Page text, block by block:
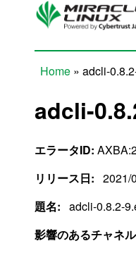
Skip to main content
Home » adcli-
adcli-
エラータID:
リリース日: 2021/
題名: adcli-0.8.2-
影響のあるチャネ